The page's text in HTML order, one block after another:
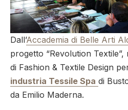
Dall’Accademia di Belle Arti
progetto “Revolution
di Fashion & Textile Design
industria Tessile Spa di
da Emilio Maderna.